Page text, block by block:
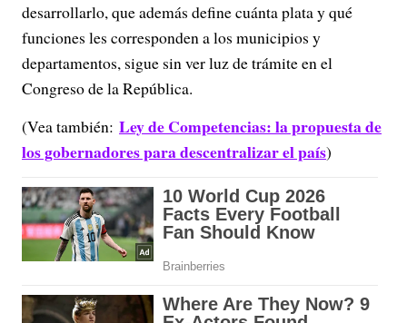
desarrollarlo, que además define cuánta plata y qué
funciones les corresponden a los municipios y
departamentos, sigue sin ver luz de trámite en el
Congreso de la República.
(Vea también: Ley de Competencias: la propuesta de
los gobernadores para descentralizar el país)